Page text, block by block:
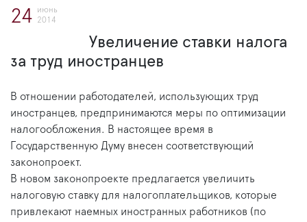
24
июнь
2014
Увеличение ставки налога
за труд иностранцев
В отношении работодателей, использующих труд
иностранцев, предпринимаются меры по оптимизации
налогообложения. В настоящее время в
Государственную Думу внесен соответствующий
законопроект.
В новом законопроекте предлагается увеличить
налоговую ставку для налогоплательщиков, которые
привлекают наемных иностранных работников (по